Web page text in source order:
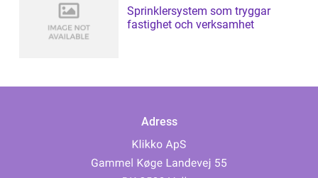
Sprinklersystem som tryggar
fastighet och verksamhet
Adress